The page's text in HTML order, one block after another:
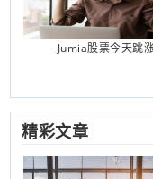
Jumia股票今天跳
精彩文章